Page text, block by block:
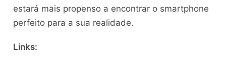
estará mais propenso a encontrar o smartphone
perfeito para a sua realidade.
Links: